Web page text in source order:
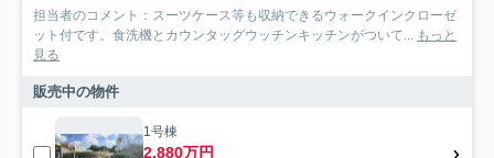
担当者のコメント：スーツケース等も収納できるウォークインクローゼ
ット付です。食洗機とカウンタッグウッチンキッチンがついて... もっと
見る
販売中の物件
1号棟
2,880万円